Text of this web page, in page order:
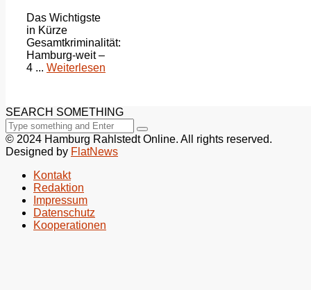
Das Wichtigste
in Kürze
Gesamtkriminalität:
Hamburg-weit –
4 ... Weiterlesen
SEARCH SOMETHING
© 2024 Hamburg Rahlstedt Online. All rights reserved.
Designed by FlatNews
Kontakt
Redaktion
Impressum
Datenschutz
Kooperationen